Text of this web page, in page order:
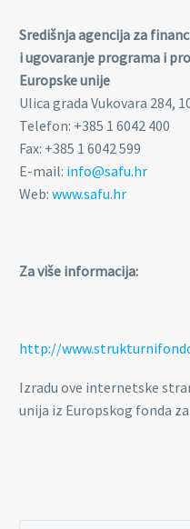
Središnja agencija za
i ugovaranje programa i
Europske unije
Ulica grada Vukovara 284,
Telefon: +385 1 6042 400
Fax: +385 1 6042 599
E-mail: info@safu.hr
Web: www.safu.hr
Za više informacija:
http://
Izradu ove internetske
unija iz Europskog fonda